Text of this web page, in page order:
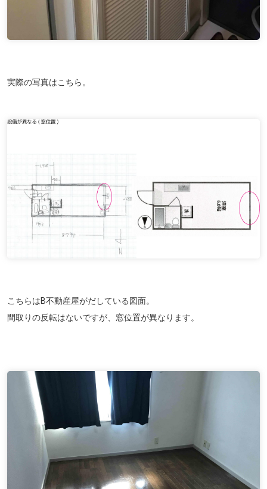
実際の写真はこちら。
こちらはB不動産屋がだしている図面。
間取りの反転はないですが、窓位置が異なります。